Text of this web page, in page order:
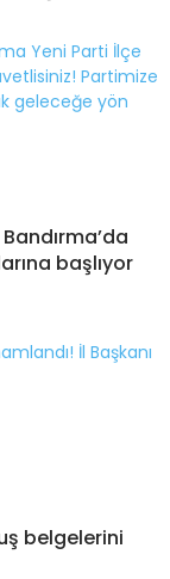
başlıyor
belgelerini